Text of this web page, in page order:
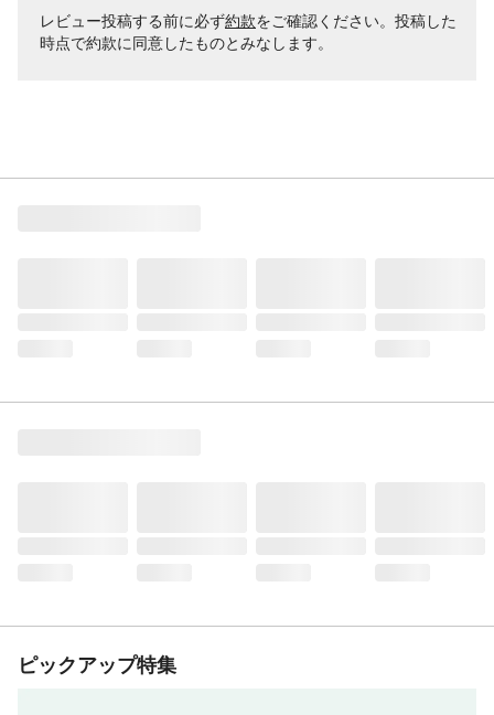
レビュー投稿する前に必ず約款をご確認ください。投稿した
時点で約款に同意したものとみなします。
ピックアップ特集